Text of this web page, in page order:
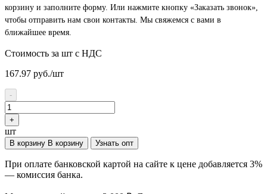
корзину и заполните форму. Или нажмите кнопку «Заказать звонок»,
чтобы отправить нам свои контакты. Мы свяжемся с вами в
ближайшее время.
Стоимость за шт с НДС
167.97 руб./шт
-
+
шт
В корзину В корзину Узнать опт
При оплате банковской картой на сайте к цене добавляется 3%
— комиссия банка.